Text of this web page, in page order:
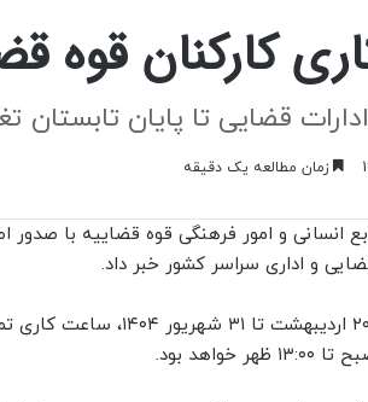
قضاییه از 20 اردیبهشت تا
تا پایان تابستان تغییر کرد |
زمان مطالعه یک دقیقه
انسانی و امور فرهنگی قوه قضاییه با صدور
و اداری سراسر کشور خبر داد.
براساس این اطلاعیه، از شنبه ۲۰ اردیبهشت تا ۳۱ شهریور ۱۴۰۴،